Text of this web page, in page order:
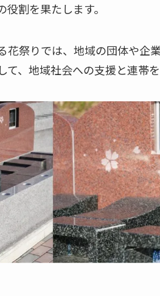
割を果たします。
花祭りでは、地域の団体や企
、地域社会への支援と連帯